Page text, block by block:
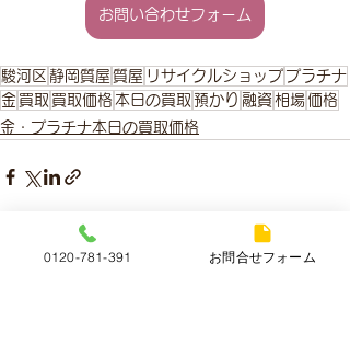
お問い合わせフォーム
駿河区 静岡質屋 質屋 リサイクルショップ プラチナ
金 買取 買取価格 本日の買取 預かり 融資相場 価格
金・プラチナ本日の買取価格
最新記事 すべて表示
0120-781-391 お問合せフォーム